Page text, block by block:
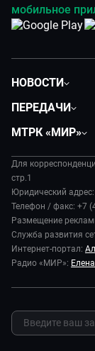
мобильное
НОВОСТИ
Экономика
Происшествия
В содружестве
В мире
Наука и
Здоровье и
Спорт
Шоу-бизнес
Стиль жизни
ПЕРЕДАЧИ
Дела судебные
Диктор делает
Игра в кино
Игра в кино.
Исторический
Миллион за 5
Мировое
МТРК «МИР»
История
Руководство
Новости
Пресса о нас
Карьера
Реклама
Закупки и
Обратная связь
Для
стр.1
Юридический
Телефон / факс: +7
Размещение
Служба развития
Интернет-портал:
Радио «МИР»: